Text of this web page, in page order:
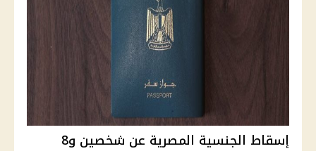
إسقاط الجنسية المصرية عن شخصين و8